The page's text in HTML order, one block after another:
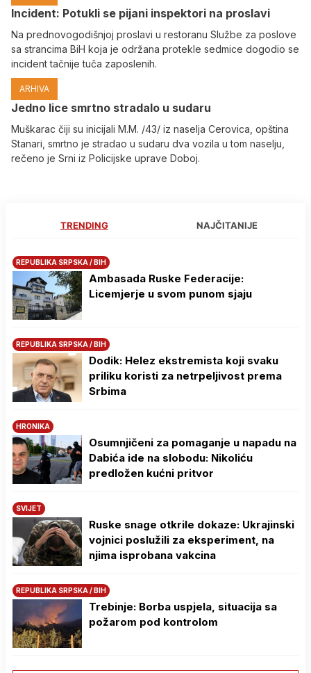
Incident: Potukli se pijani inspektori na proslavi
Na prednovogodišnjoj proslavi u restoranu Službe za poslove
sa strancima BiH koja je održana protekle sedmice dogodio se
incident tačnije tuča zaposlenih.
ARHIVA
Јedno lice smrtno stradalo u sudaru
Muškarac čiji su inicijali M.M. /43/ iz naselja Cerovica, opština
Stanari, smrtno je stradao u sudaru dva vozila u tom naselju,
rečeno je Srni iz Policijske uprave Doboj.
TRENDING NAJČITANIJE
REPUBLIKA SRPSKA / BIH
Ambasada Ruske Federacije:
Licemjerje u svom punom sjaju
REPUBLIKA SRPSKA / BIH
Dodik: Helez ekstremista koji svaku
priliku koristi za netrpeljivost prema
Srbima
HRONIKA
Osumnjičeni za pomaganje u napadu na
Dabića ide na slobodu: Nikoliću
predložen kućni pritvor
SVIJET
Ruske snage otkrile dokaze: Ukrajinski
vojnici poslužili za eksperiment, na
njima isprobana vakcina
REPUBLIKA SRPSKA / BIH
Trebinje: Borba uspjela, situacija sa
požarom pod kontrolom